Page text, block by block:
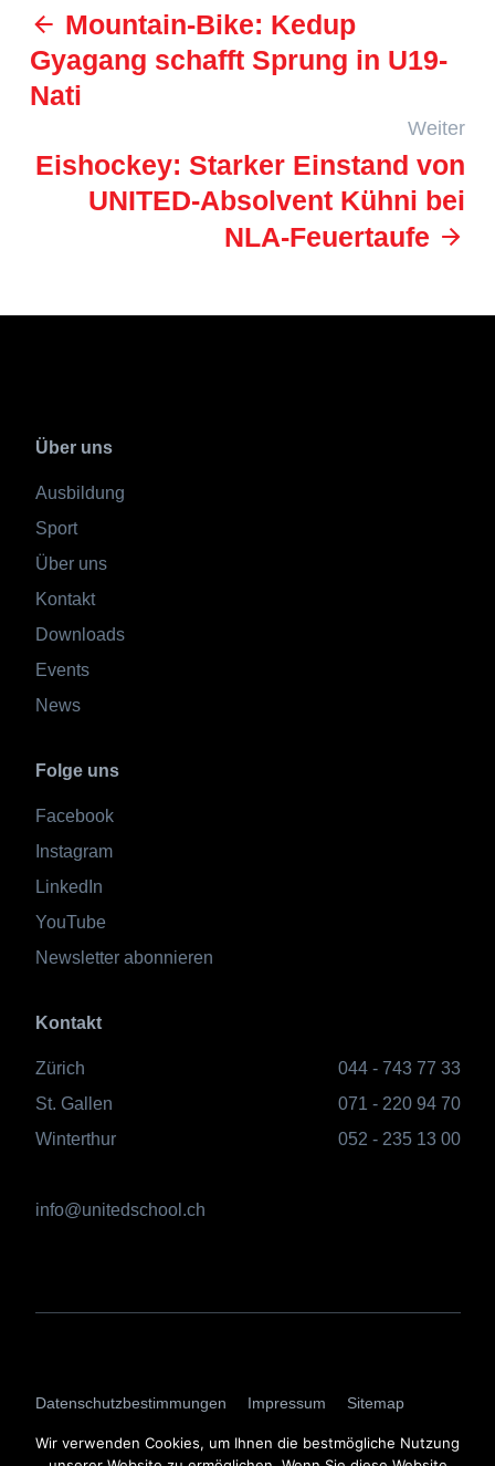
Mountain-Bike: Kedup
Gyagang schafft Sprung in U19-
Nati
Weiter
Eishockey: Starker Einstand von
UNITED-Absolvent Kühni bei
NLA-Feuertaufe
Über uns
Ausbildung
Sport
Über uns
Kontakt
Downloads
Events
News
Folge uns
Facebook
Instagram
LinkedIn
YouTube
Newsletter abonnieren
Kontakt
Zürich
044 - 743 77 33
St. Gallen
071 - 220 94 70
Winterthur
052 - 235 13 00
info@unitedschool.ch
Datenschutzbestimmungen AGBs
Impressum
Sitemap
Login
Wir verwenden Cookies, um Ihnen die bestmögliche Nutzung